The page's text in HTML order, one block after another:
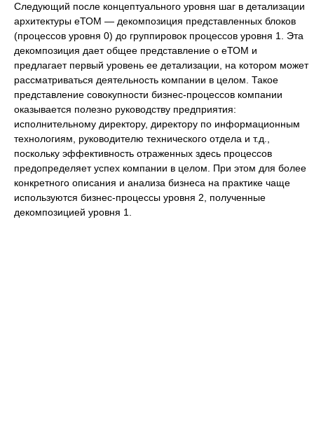
Следующий после концептуального уровня шаг в детализации
архитектуры еТОМ — декомпозиция представленных блоков
(процессов уровня 0) до группировок процессов уровня 1. Эта
декомпозиция дает общее представление о еТОМ и
предлагает первый уровень ее детализации, на котором может
рассматриваться деятельность компании в целом. Такое
представление совокупности бизнес-процессов компании
оказывается полезно руководству предприятия:
исполнительному директору, директору по информационным
технологиям, руководителю технического отдела и т.д.,
поскольку эффективность отраженных здесь процессов
предопределяет успех компании в целом. При этом для более
конкретного описания и анализа бизнеса на практике чаще
используются бизнес-процессы уровня 2, полученные
декомпозицией уровня 1.